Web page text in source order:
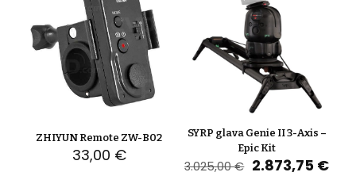
ZHIYUN Remote ZW-B02
33,00 €
SYRP glava Genie II 3-Axis –
Epic Kit
3.025,00€ Izvorna
2.873,75 €